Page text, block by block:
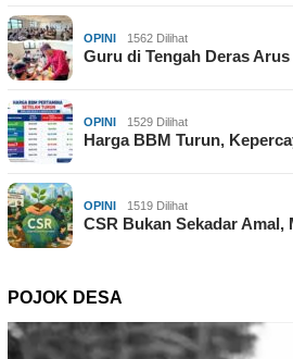
OPINI 1562 Dilihat
Guru di Tengah Deras
OPINI 1529 Dilihat
Harga BBM Turun,
OPINI 1519 Dilihat
CSR Bukan Sekadar
POJOK DESA